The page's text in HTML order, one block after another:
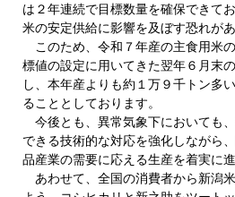
は２年連続で目標数量を確保できて
米の安定供給に影響を及ぼす恐れがあ
このため、令和７年産の主食用米
標値の設定に用いてきた翌年６月末
し、本年産よりも約１万９千トン多
ることとしております。
今後とも、異常気象下においても
できる技術的な対応を強化しながら
品産業の需要に応える生産を着実に
あわせて、全国の消費者から新潟